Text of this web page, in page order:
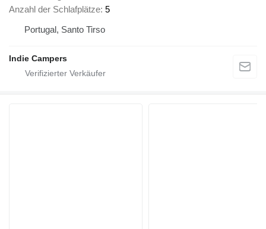
Anzahl der Schlafplätze 5
Portugal, Santo Tirso
Indie Campers